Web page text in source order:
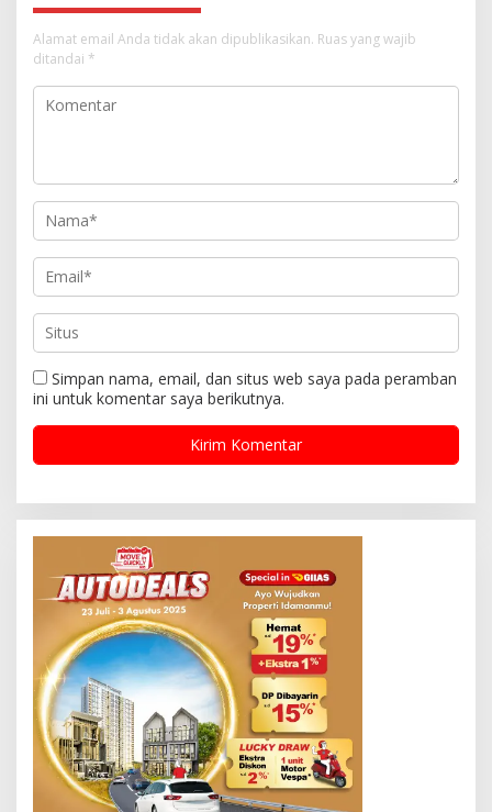
Alamat email Anda tidak akan dipublikasikan. Ruas yang wajib
ditandai *
Simpan nama, email, dan situs web saya pada peramban
ini untuk komentar saya berikutnya.